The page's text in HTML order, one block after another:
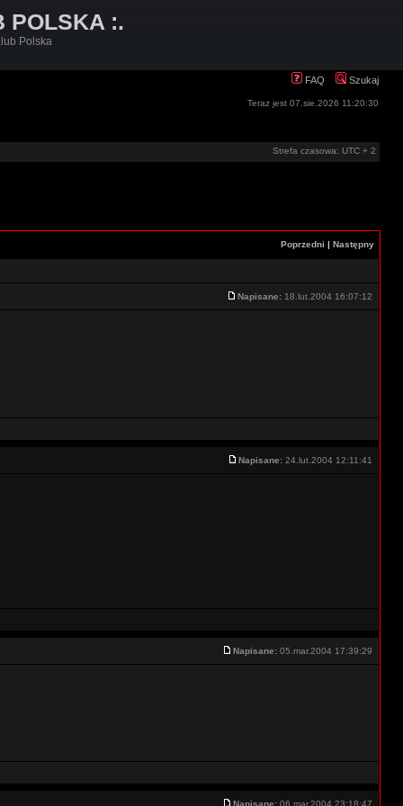
POLSKA :.
Polska
FAQ Szukaj
Teraz jest 07.sie.2026 11:20:30
Strefa czasowa: UTC + 2
Poprzedni | Następny
Napisane: 18.lut.2004 16:07:12
Napisane: 24.lut.2004 12:11:41
Napisane: 05.mar.2004 17:39:29
Napisane: 06.mar.2004 23:18:47